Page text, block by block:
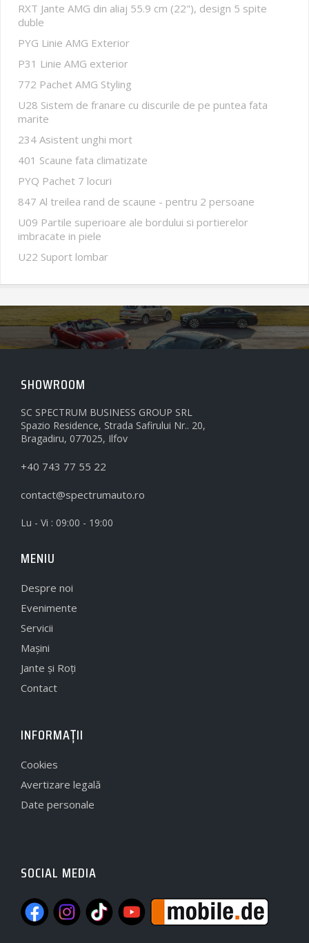
RXT Jante AMG din aliaj 55.9 cm (22"), design 5 spite
duble
PYG Linie AMG Exterior
P31 Linie AMG exterior
772 Pachet AMG Styling
U28 Sistem de franare cu discurile de pe puntea fata
marite
234 Asistent unghi mort
401 Scaune fata climatizate
PYQ Pachet 7 locuri
847 Al treilea rand de scaune - pentru 2 persoane
U09 Partile superioare ale bordului si portierelor
imbracate in piele
U22 Suport lombar
SHOWROOM
SC SPECTRUM BUSINESS GROUP SRL
Spazio Residence, Strada Safirului Nr.. 20,
Bragadiru, 077025, Ilfov
+40 743 77 55 22
contact@spectrumauto.ro
Lu - Vi : 09:00 - 19:00
MENIU
Despre noi
Evenimente
Servicii
Mașini
Jante și Roți
Contact
INFORMAȚII
Cookies
Avertizare legală
Date personale
SOCIAL MEDIA